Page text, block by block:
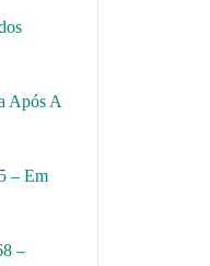
Após A
– Em
–